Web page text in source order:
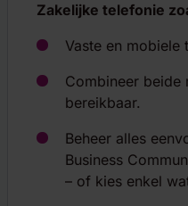
Zakelijke telefonie
Vaste en mobiele
Combineer beide
bereikbaar.
Beheer alles
Business
– of kies enkel